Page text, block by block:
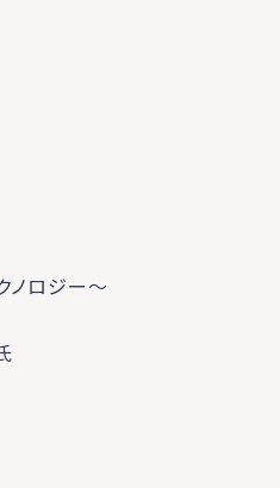
ノロジー～